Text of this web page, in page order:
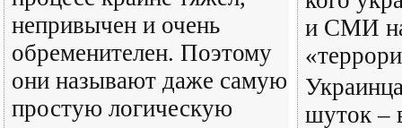
непривычен и очень
обременителен. Поэтому
они называют даже самую
простую логическую
и СМИ
шуток –